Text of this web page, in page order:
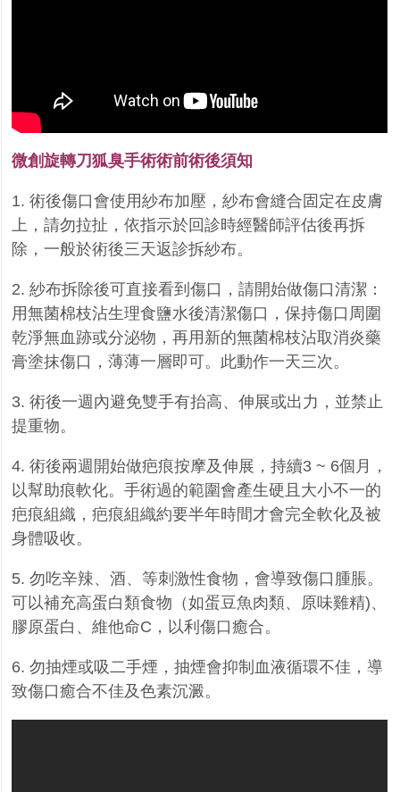
微創旋轉刀狐臭手術術前術後須知
1. 術後傷口會使用紗布加壓，紗布會縫合固定在皮膚
上，請勿拉扯，依指示於回診時經醫師評估後再拆
除，一般於術後三天返診拆紗布。
2. 紗布拆除後可直接看到傷口，請開始做傷口清潔：
用無菌棉枝沾生理食鹽水後清潔傷口，保持傷口周圍
乾淨無血跡或分泌物，再用新的無菌棉枝沾取消炎藥
膏塗抹傷口，薄薄一層即可。此動作一天三次。
3. 術後一週內避免雙手有抬高、伸展或出力，並禁止
提重物。
4. 術後兩週開始做疤痕按摩及伸展，持續3 ~ 6個月，
以幫助痕軟化。手術過的範圍會產生硬且大小不一的
疤痕組織，疤痕組織約要半年時間才會完全軟化及被
身體吸收。
5. 勿吃辛辣、酒、等刺激性食物，會導致傷口腫脹。
可以補充高蛋白類食物（如蛋豆魚肉類、原味雞精)、
膠原蛋白、維他命C，以利傷口癒合。
6. 勿抽煙或吸二手煙，抽煙會抑制血液循環不佳，導
致傷口癒合不佳及色素沉澱。